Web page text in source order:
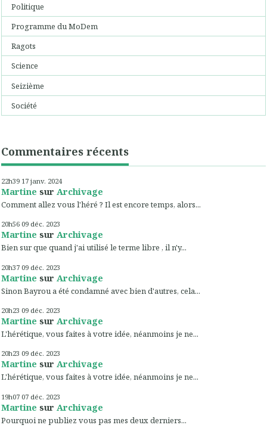
Politique
Programme du MoDem
Ragots
Science
Seizième
Société
Commentaires récents
22h39 17 janv. 2024
Martine sur Archivage
Comment allez vous l'héré ? Il est encore temps, alors...
20h56 09 déc. 2023
Martine sur Archivage
Bien sur que quand j'ai utilisé le terme libre , il n'y...
20h37 09 déc. 2023
Martine sur Archivage
Sinon Bayrou a été condamné avec bien d'autres, cela...
20h23 09 déc. 2023
Martine sur Archivage
L'hérétique, vous faites à votre idée, néanmoins je ne...
20h23 09 déc. 2023
Martine sur Archivage
L'hérétique, vous faites à votre idée, néanmoins je ne...
19h07 07 déc. 2023
Martine sur Archivage
Pourquoi ne publiez vous pas mes deux derniers...